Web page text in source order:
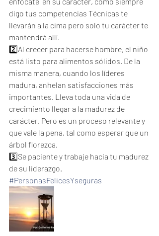
digo tus competencias Técnicas te
llevarán a la cima pero solo tu carácter te
mantendrá allí.
2️⃣Al crecer para hacerse hombre, el niño
está listo para alimentos sólidos. De la
misma manera, cuando los líderes
madura, anhelan satisfacciones más
importantes. Lleva toda una vida de
crecimiento llegar a la madurez de
carácter. Pero es un proceso relevante y
que vale la pena, tal como esperar que un
árbol florezca.
3️⃣Se paciente y trabaje hacia tu madurez
de su liderazgo.
#PersonasFelicesYseguras